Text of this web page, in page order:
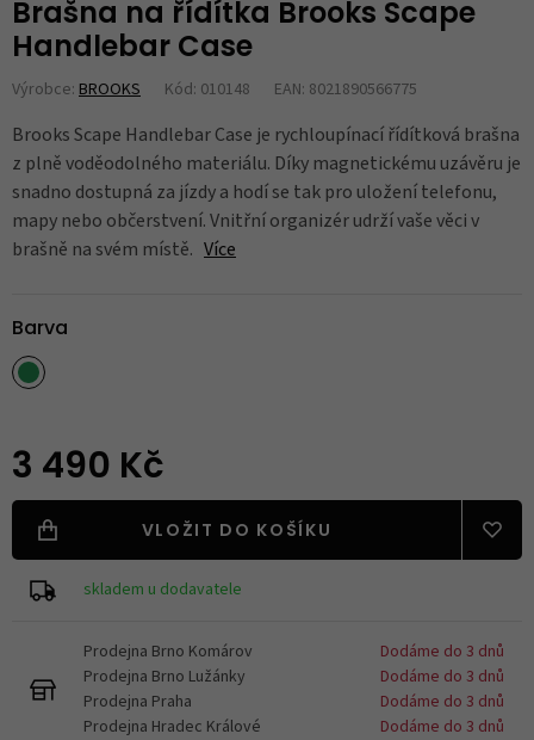
Brašna na řídítka Brooks Scape
Handlebar Case
Výrobce: BROOKS Kód: 010148 EAN: 8021890566775
Brooks Scape Handlebar Case je rychloupínací řídítková brašna
z plně voděodolného materiálu. Díky magnetickému uzávěru je
snadno dostupná za jízdy a hodí se tak pro uložení telefonu,
mapy nebo občerstvení. Vnitřní organizér udrží vaše věci v
brašně na svém místě. Více
Barva
3 490 Kč
VLOŽIT DO KOŠÍKU
skladem u dodavatele
Prodejna Brno Komárov
Dodáme do 3 dnů
Prodejna Brno Lužánky
Dodáme do 3 dnů
Prodejna Praha
Dodáme do 3 dnů
Prodejna Hradec Králové
Dodáme do 3 dnů